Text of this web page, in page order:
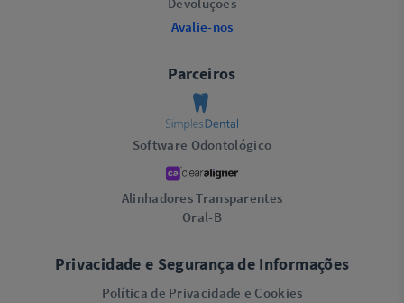
Avalie-nos
Parceiros
Software Odontológico
Alinhadores Transparentes
Oral-B
Privacidade e Segurança de Informações
Política de Privacidade e Cookies